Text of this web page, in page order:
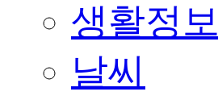
생활정보
날씨